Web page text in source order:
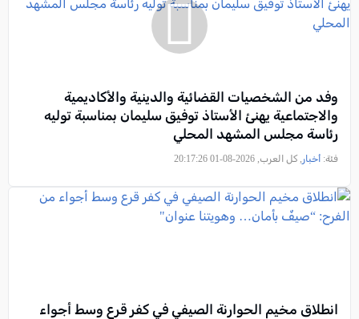
وفد من الشخصيات القضائية والدينية والأكاديمية
والاجتماعية يهنئ الأستاذ توفيق سليمان بمناسبة توليه
رئاسة مجلس المشهد المحلي
فئة: أخبار , كل العرب, 2026-08-01 20:17:26
انطلاق مخيم الحوارنة الصيفي في كفر قرع وسط أجواء